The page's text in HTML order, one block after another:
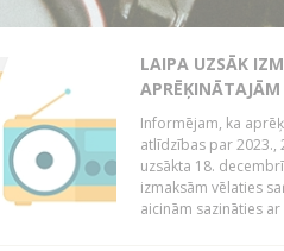
LAIPA UZSĀK
Informējam, ka
atlīdzības par 2023.,
uzsākta 18.
izmaksām vēlaties
aicinām sazināties